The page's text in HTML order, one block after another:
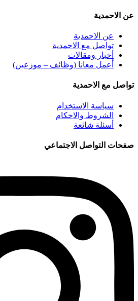
عن الاحمدية
عن الاحمدية
تواصل مع الاحمدية
أخبار ومقالات
أعمل معانا (وظائف – موزعين)
تواصل مع الاحمدية
سياسة الاستخدام
الشروط والاحكام
أسئلة شائعة
صفحات التواصل الاجتماعي